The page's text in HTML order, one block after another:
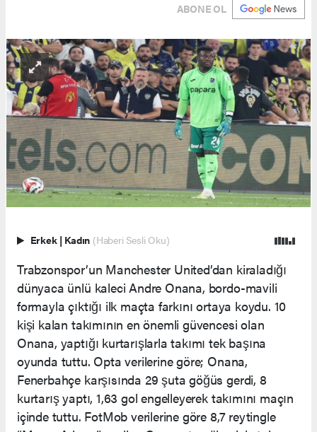
ABONE OL
Erkek | Kadın (Haberi Sesli Oku)
Trabzonspor’un Manchester United’dan kiraladığı
dünyaca ünlü kaleci Andre Onana, bordo-mavili
formayla çıktığı ilk maçta farkını ortaya koydu. 10
kişi kalan takımının en önemli güvencesi olan
Onana, yaptığı kurtarışlarla takımı tek başına
oyunda tuttu. Opta verilerine göre; Onana,
Fenerbahçe karşısında 29 şuta göğüs gerdi, 8
kurtarış yaptı, 1,63 gol engelleyerek takımını maçın
içinde tuttu. FotMob verilerine göre 8,7 reytingle